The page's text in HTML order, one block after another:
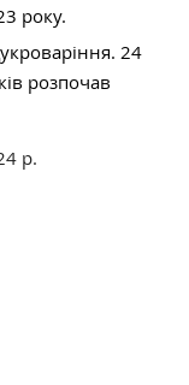
року.
24
розпочав
р.